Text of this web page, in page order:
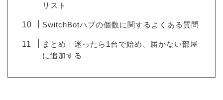
リスト
SwitchBotハブの個数に関するよくある質問
まとめ｜迷ったら1台で始め、届かない部屋
に追加する